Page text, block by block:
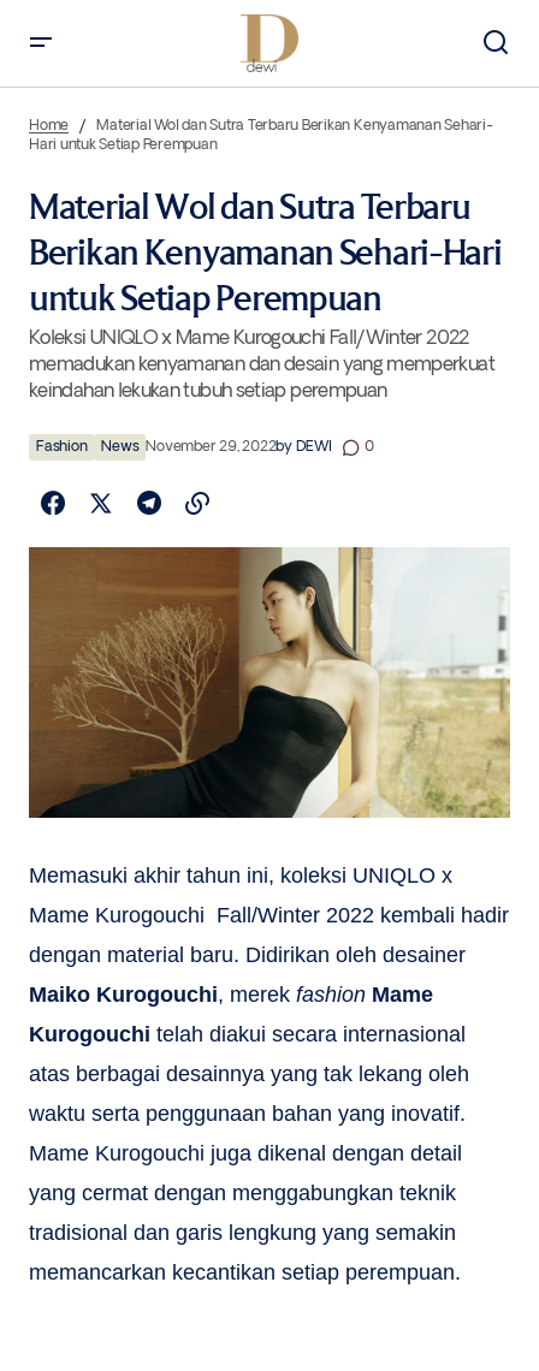
untuk Setiap Perempuan
Home
Material Wol dan Sutra Terbaru Berikan Kenyamanan Sehari-
Hari untuk Setiap Perempuan
Material Wol dan Sutra Terbaru
Berikan Kenyamanan Sehari-Hari
untuk Setiap Perempuan
Koleksi UNIQLO x Mame Kurogouchi Fall/Winter 2022
memadukan kenyamanan dan desain yang memperkuat
keindahan lekukan tubuh setiap perempuan
Fashion News November 29, 2022by DEWI 0
Memasuki akhir tahun ini, koleksi UNIQLO x
Mame Kurogouchi Fall/Winter 2022 kembali hadir
dengan material baru. Didirikan oleh desainer
Maiko Kurogouchi, merek fashion Mame
Kurogouchi telah diakui secara internasional
atas berbagai desainnya yang tak lekang oleh
waktu serta penggunaan bahan yang inovatif.
Mame Kurogouchi juga dikenal dengan detail
yang cermat dengan menggabungkan teknik
tradisional dan garis lengkung yang semakin
memancarkan kecantikan setiap perempuan.